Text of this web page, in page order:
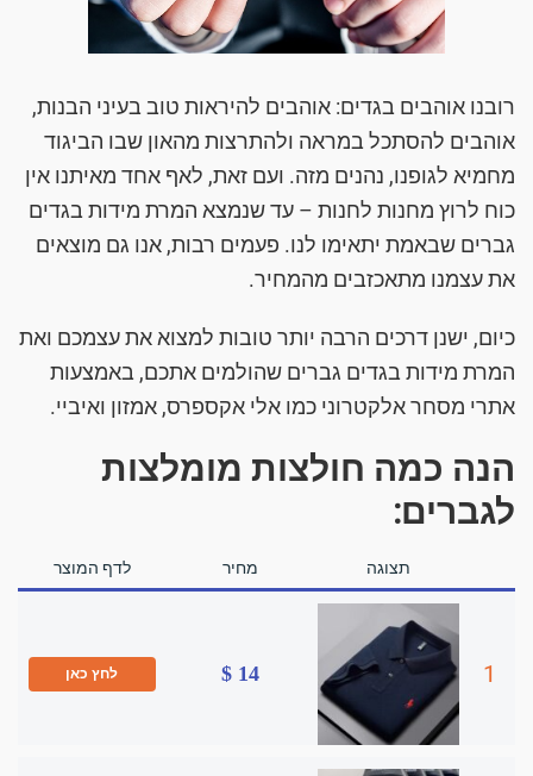
רובנו אוהבים בגדים: אוהבים להיראות טוב בעיני הבנות,
אוהבים להסתכל במראה ולהתרצות מהאון שבו הביגוד
מחמיא לגופנו, נהנים מזה. ועם זאת, לאף אחד מאיתנו אין
כוח לרוץ מחנות לחנות – עד שנמצא המרת מידות בגדים
גברים שבאמת יתאימו לנו. פעמים רבות, אנו גם מוצאים
את עצמנו מתאכזבים מהמחיר.
כיום, ישנן דרכים הרבה יותר טובות למצוא את עצמכם ואת
המרת מידות בגדים גברים שהולמים אתכם, באמצעות
אתרי מסחר אלקטרוני כמו אלי אקספרס, אמזון ואיביי.
הנה כמה חולצות מומלצות
לגברים:
תצוגה מחיר לדף המוצר
1
14 $ לחץ כאן